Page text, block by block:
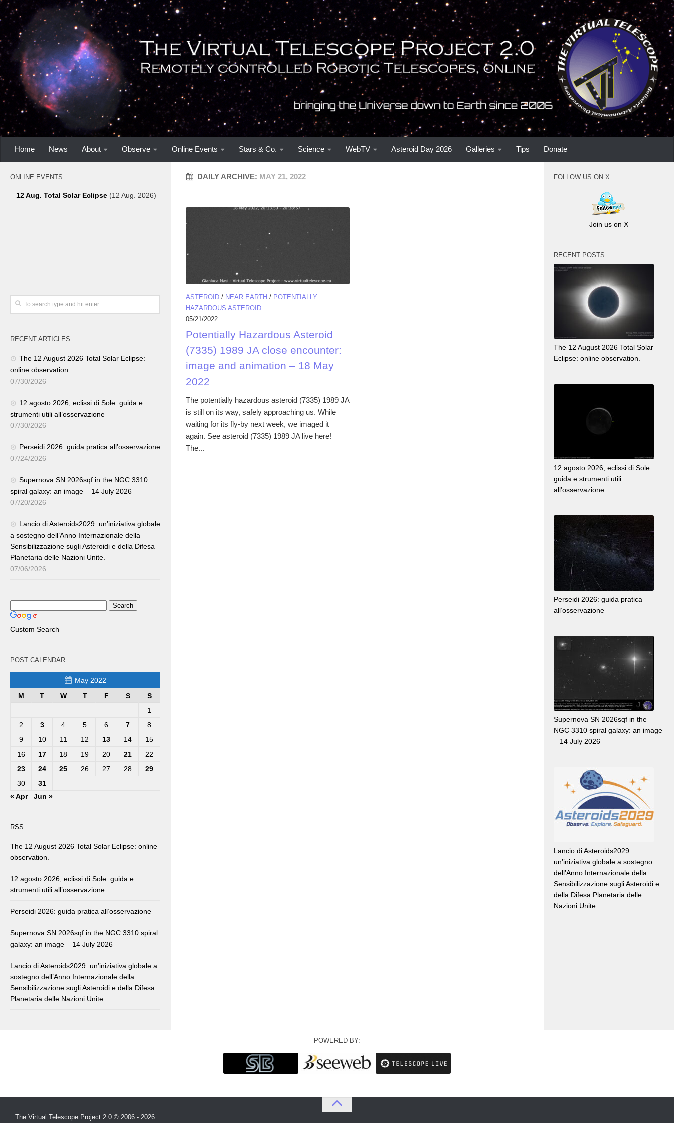
Home News About Observe Online Events Stars & Co. Science WebTV Asteroid Day 2026 Galleries Tips Donate
DAILY ARCHIVE: MAY 21, 2022
ASTEROID / NEAR EARTH / POTENTIALLY
HAZARDOUS ASTEROID
05/21/2022
Potentially Hazardous Asteroid
(7335) 1989 JA close encounter:
image and animation – 18 May
2022
The potentially hazardous asteroid (7335) 1989 JA
is still on its way, safely approaching us. While
waiting for its fly-by next week, we imaged it
again. See asteroid (7335) 1989 JA live here!
The...
ONLINE EVENTS
– 12 Aug. Total Solar Eclipse (12 Aug. 2026)
RECENT ARTICLES
The 12 August 2026 Total Solar Eclipse:
online observation.
07/30/2026
12 agosto 2026, eclissi di Sole: guida e
strumenti utili all’osservazione
07/30/2026
Perseidi 2026: guida pratica all’osservazione
07/24/2026
Supernova SN 2026sqf in the NGC 3310
spiral galaxy: an image – 14 July 2026
07/20/2026
Lancio di Asteroids2029: un’iniziativa globale
a sostegno dell’Anno Internazionale della
Sensibilizzazione sugli Asteroidi e della Difesa
Planetaria delle Nazioni Unite.
07/06/2026
Custom Search
POST CALENDAR
May 2022
M
T W T F S
S
1
2
3 4 5 6 7
8
9
10 11 12 13 14
15
16
17 18 19 20 21
22
23
24 25 26 27 28
29
30
31
« Apr
Jun »
RSS
The 12 August 2026 Total Solar Eclipse: online
observation.
12 agosto 2026, eclissi di Sole: guida e
strumenti utili all’osservazione
Perseidi 2026: guida pratica all’osservazione
Supernova SN 2026sqf in the NGC 3310 spiral
galaxy: an image – 14 July 2026
Lancio di Asteroids2029: un’iniziativa globale a
sostegno dell’Anno Internazionale della
Sensibilizzazione sugli Asteroidi e della Difesa
Planetaria delle Nazioni Unite.
FOLLOW US ON X
Join us on X
RECENT POSTS
The 12 August 2026 Total Solar
Eclipse: online observation.
12 agosto 2026, eclissi di Sole:
guida e strumenti utili
all’osservazione
Perseidi 2026: guida pratica
all’osservazione
Supernova SN 2026sqf in the
NGC 3310 spiral galaxy: an image
– 14 July 2026
Lancio di Asteroids2029:
un’iniziativa globale a sostegno
dell’Anno Internazionale della
Sensibilizzazione sugli Asteroidi e
della Difesa Planetaria delle
Nazioni Unite.
POWERED BY:
The Virtual Telescope Project 2.0 © 2006 - 2026